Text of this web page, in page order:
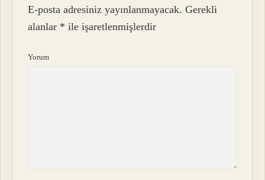
E-posta adresiniz yayınlanmayacak. Gerekli
alanlar * ile işaretlenmişlerdir
Yorum